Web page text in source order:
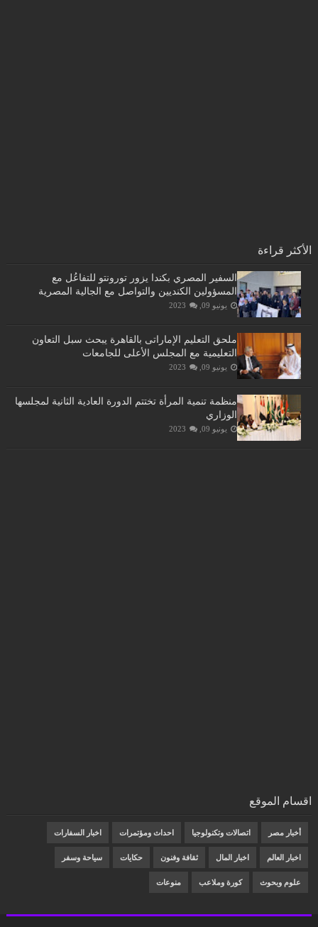
الأكثر قراءة
السفير المصري بكندا يزور تورونتو للتفاعُل مع
المسؤولين الكنديين والتواصل مع الجالية المصرية
يونيو 09, 2023
ملحق التعليم الإماراتى بالقاهرة يبحث سبل التعاون
التعليمية مع المجلس الأعلى للجامعات
يونيو 09, 2023
منظمة تنمية المرأة تختتم الدورة العادية الثانية لمجلسها
الوزاري
يونيو 09, 2023
اقسام الموقع
أخبار مصر اتصالات وتكنولوجيا احداث ومؤتمرات اخبار السفارات
اخبار العالم اخبار المال ثقافة وفنون حكايات سياحة وسفر
علوم وبحوث كورة وملاعب منوعات